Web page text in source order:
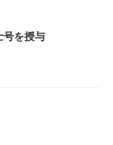
号を授与